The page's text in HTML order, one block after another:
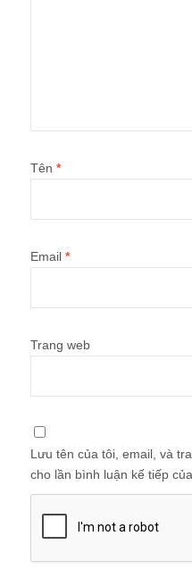
Tên *
Email *
Trang web
Lưu tên của tôi, email, và
cho lần bình luận kế tiếp